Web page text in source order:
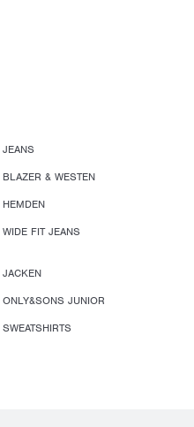
JEANS
BLAZER & WESTEN
HEMDEN
WIDE FIT JEANS
JACKEN
ONLY&SONS JUNIOR
SWEATSHIRTS